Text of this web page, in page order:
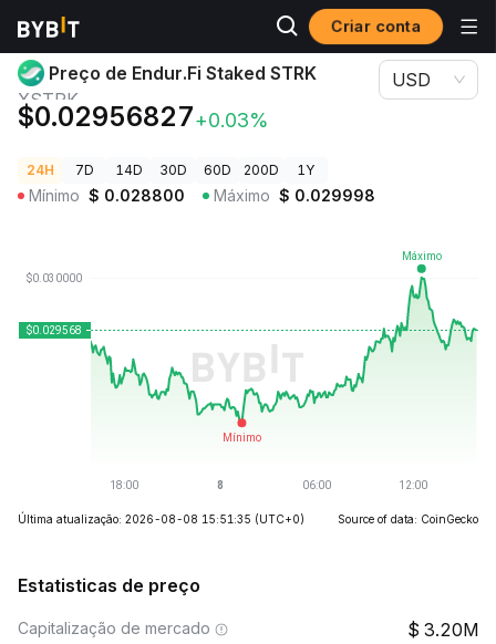
Criar conta
Preços de Criptomoedas Preço de Endur.Fi Staked STRK XSTRK
Preço de Endur.Fi Staked STRK
XSTRK
$0.02956827+0.03%
USD
24H 7D 14D 30D 60D 200D 1Y
Mínimo $ 0.028800 Máximo $ 0.029998
Última atualização: 2026-08-08 15:51:35 (UTC+0) Source of data: CoinGecko
Estatisticas de preço
Capitalização de mercado 3.20M